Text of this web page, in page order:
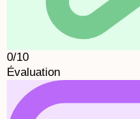
0/10
Évaluation